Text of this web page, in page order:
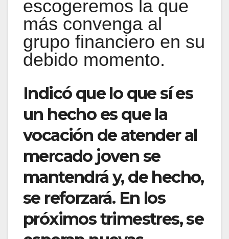
escogeremos la que
más convenga al
grupo financiero en su
debido momento.
Indicó que lo que sí es
un hecho es que la
vocación de atender al
mercado joven se
mantendrá y, de hecho,
se reforzará. En los
próximos trimestres, se